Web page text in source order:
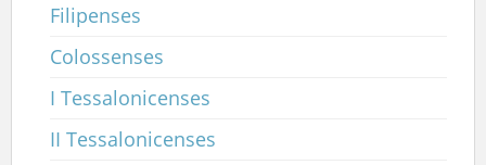
Filipenses
Colossenses
I Tessalonicenses
II Tessalonicenses